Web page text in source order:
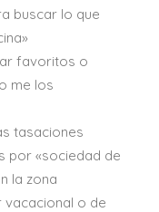
buscar lo que
favoritos o
me los
tasaciones
por «sociedad de
la zona
vacacional o de